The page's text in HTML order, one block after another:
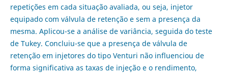
repetições em cada situação avaliada, ou seja, injetor
equipado com válvula de retenção e sem a presença da
mesma. Aplicou-se a análise de variância, seguida do teste
de Tukey. Concluiu-se que a presença de válvula de
retenção em injetores do tipo Venturi não influenciou de
forma significativa as taxas de injeção e o rendimento,